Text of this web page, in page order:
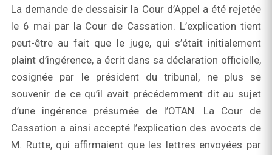
La demande de dessaisir la Cour d’Appel a été rejetée
le 6 mai par la Cour de Cassation. L’explication tient
peut-être au fait que le juge, qui s’était initialement
plaint d’ingérence, a écrit dans sa déclaration officielle,
cosignée par le président du tribunal, ne plus se
souvenir de ce qu’il avait précédemment dit au sujet
d’une ingérence présumée de l’OTAN. La Cour de
Cassation a ainsi accepté l’explication des avocats de
M. Rutte, qui affirmaient que les lettres envoyées par